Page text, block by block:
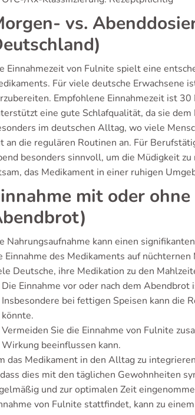
vs.
Einnahmezeit von Fulnite spielt eine
Für viele deutsche Erwachsene
Empfohlene Einnahmezeit ist
eine gute Schlafqualität, da sie
im deutschen Alltag, wo viele
an die regulären Routinen an. Für
besonders sinnvoll, um die Müdigkeit
das Medikament in einer ruhigen
mit oder
Nahrungsaufnahme kann einen
Einnahme des Medikaments auf
Deutsche, ihre Medikation zu den
Die Einnahme vor oder nach dem
Insbesondere bei fettigen Speisen kann die
könnte.
Vermeiden Sie die Einnahme von Fulnite
Wirkung beeinflussen kann.
das Medikament in den Alltag zu
dies mit den täglichen Gewohnheiten
und zur optimalen Zeit
von Fulnite stattfindet, kann zu